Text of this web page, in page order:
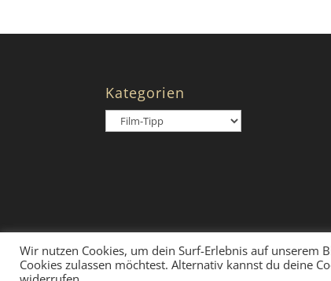
Kategorien
Kategorien
Designed byElegant Themes| Powered
Wir nutzen Cookies, um dein Surf-Erlebnis auf unserem
Cookies zulassen möchtest. Alternativ kannst du deine